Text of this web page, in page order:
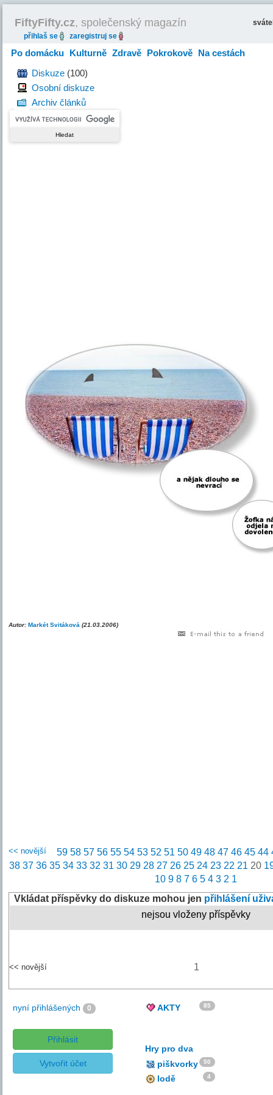
FiftyFifty.cz, společenský magazín
přihlaš se
zaregistruj se
Po domácku Kulturně Zdravě Pokrokově Na cestách
HravěDiskuze (100)
Osobní diskuze
Archiv článků
Autor:Markét Svitáková (21.03.2006)
<< novější 59 58 57 56 55 54 53 52 51 50 49 48 47 46 45 44
38 37 36 35 34 33 32 31 30 29 28 27 26 25 24 23 22 21 20
10 9 8 7 6 5 4 3 2 1
Vkládat příspěvky do diskuze mohou jen přihlášení
nejsou vloženy příspěvky
<< novější 1
nyní přihlášených 0
Přihlásit
Vytvořit účet
AKTY 85
Hry pro dva
piškvorky
50
lodě 4